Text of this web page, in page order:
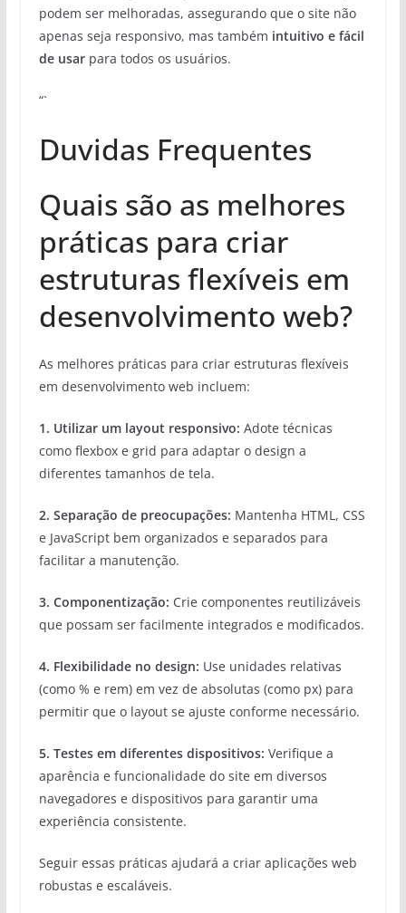
podem ser melhoradas, assegurando que o site não
apenas seja responsivo, mas também intuitivo e fácil
de usarpara todos os usuários.
“`
Duvidas Frequentes
Quais são as melhores
práticas para criar
estruturas flexíveis em
desenvolvimento web?
As melhores práticas para criar estruturas flexíveis
em desenvolvimento web incluem:
1. Utilizar um layout responsivo: Adote técnicas
como flexbox e grid para adaptar o design a
diferentes tamanhos de tela.
2. Separação de preocupações: Mantenha HTML, CSS
e JavaScript bem organizados e separados para
facilitar a manutenção.
3. Componentização: Crie componentes reutilizáveis
que possam ser facilmente integrados e modificados.
4. Flexibilidade no design: Use unidades relativas
(como % e rem) em vez de absolutas (como px) para
permitir que o layout se ajuste conforme necessário.
5. Testes em diferentes dispositivos: Verifique a
aparência e funcionalidade do site em diversos
navegadores e dispositivos para garantir uma
experiência consistente.
Seguir essas práticas ajudará a criar aplicações web
robustas e escaláveis.